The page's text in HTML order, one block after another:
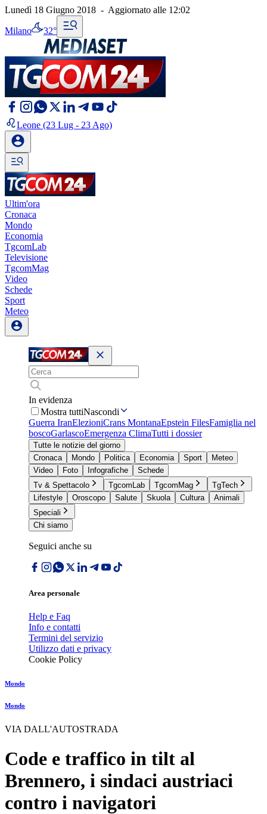
Lunedì 18 Giugno 2018 - Aggiornato alle 12:02
Milano 32°
Leone (23 Lug - 23 Ago)
Ultim'ora
Cronaca
Mondo
Economia
TgcomLab
Televisione
TgcomMag
Video
Schede
Sport
Meteo
In evidenza
Mostra tuttiNascondi
Guerra IranElezioniCrans MontanaEpstein FilesFamiglia nel
boscoGarlascoEmergenza ClimaTutti i dossier
Tutte le notizie del giorno
Cronaca
Mondo Politica Economia Sport
Meteo
Video
Foto Infografiche
Schede
Tv & Spettacolo
TgcomLab TgcomMag
TgTech
Lifestyle
Oroscopo Salute Skuola Cultura
Animali
Speciali
Chi siamo
Seguici anche su
Area personale
Help e Faq
Info e contatti
Termini del servizio
Utilizzo dati e privacy
Cookie Policy
Mondo
Mondo
VIA DALL'AUTOSTRADA
Code e traffico in tilt al
Brennero, i sindaci austriaci
contro i navigatori